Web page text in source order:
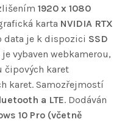
1920 x 1080
karta NVIDIA RTX
data je k dispozici SSD
vybaven webkamerou,
čipových karet
karet. Samozřejmostí
a LTE. Dodáván
10 Pro (včetně